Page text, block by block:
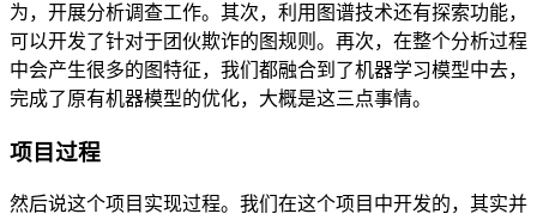
为，开展分析调查工作。其次，利用图谱技术还有探索功能，
可以开发了针对于团伙欺诈的图规则。再次，在整个分析过程
中会产生很多的图特征，我们都融合到了机器学习模型中去，
完成了原有机器模型的优化，大概是这三点事情。
项目过程
然后说这个项目实现过程。我们在这个项目中开发的，其实并